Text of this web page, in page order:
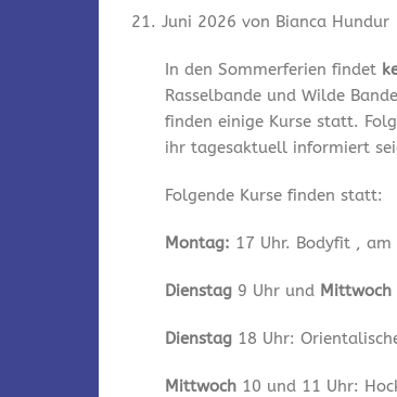
21. Juni 2026 von Bianca Hundur
In den Sommerferien findet
Rasselbande und Wilde
finden einige Kurse statt.
ihr tagesaktuell informiert
Folgende Kurse finden statt:
Montag: 17 Uhr. Bodyfit , am
Dienstag 9 Uhr und Mittwoch
Dienstag 18 Uhr:
Mittwoch 10 und 11 Uhr: